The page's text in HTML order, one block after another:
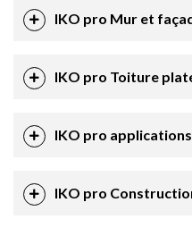
IKO pro Mur et
IKO pro Toiture
IKO pro
IKO pro